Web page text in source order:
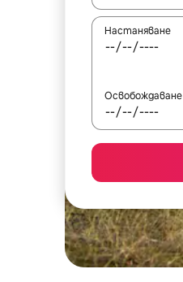
Настаняване
Освобождаване